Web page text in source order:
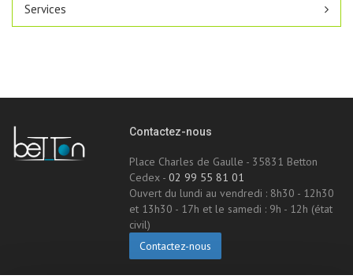
Services
Contactez-nous
Place Charles de Gaulle - 35831 Betton
Cedex -02 99 55 81 01
Ouvert du lundi au vendredi : 8h30 - 12h30
et 13h30 - 17h et le samedi : 9h - 12h (état
civil)
Contactez-nous